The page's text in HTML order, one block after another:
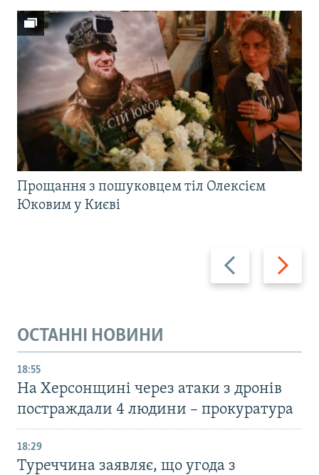
Назад Вперед
Прощання з пошуковцем тіл Олексієм
Юковим у Києві
ОСТАННІ НОВИНИ
18:55
На Херсонщині через атаки з дронів
постраждали 4 людини – прокуратура
18:29
Туреччина заявляє, що угода з